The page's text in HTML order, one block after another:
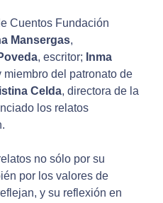
Cuentos Fundación
Mansergas,
, escritor; Inma
miembro del patronato de
Celda, directora de la
los relatos
no sólo por su
por los valores de
y su reflexión en